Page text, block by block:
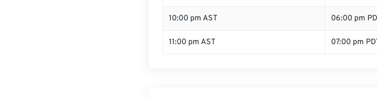
10:00 pm AST 06:00 pm
11:00 pm AST 07:00 pm